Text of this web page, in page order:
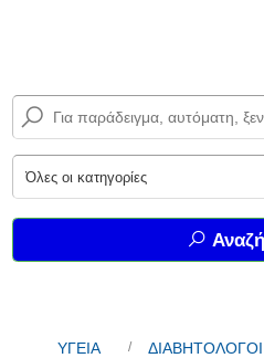
ΥΓΕΙΑ ΔΙΑΒΗΤΟΛΟΓΟΙ